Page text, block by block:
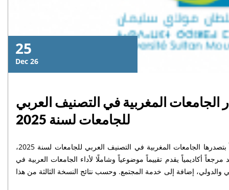
25
Dec 26
المغربية في التصنيف العربي
للجامعات لسنة 2025
حققت جامعة السلطان مولاي سليمان ببني ملال إنجازاً أكاديمياً بارزاً بتصدرها الجامعات المغربية في التصنيف العربي للجامعات لسنة 2025،
59 عربياً، ضمن تصنيف يُعد مرجعاً أكاديمياً يقدم تقييماً موضوعياً وشاملًا لأداء الجامعات العربية في
مجالات التعليم والبحث العلمي والابتكار وريادة الأعمال والتعاون المحلي والدولي، إضافة إلى خدمة المجتمع. وحسب نتائج النسخة الثالثة من هذا